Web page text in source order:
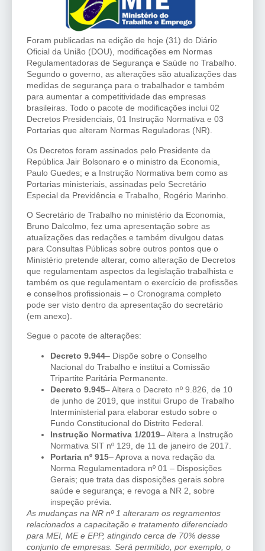
Foram publicadas na edição de hoje (31) do Diário
Oficial da União (DOU), modificações em Normas
Regulamentadoras de Segurança e Saúde no Trabalho.
Segundo o governo, as alterações são atualizações das
medidas de segurança para o trabalhador e também
para aumentar a competitividade das empresas
brasileiras. Todo o pacote de modificações inclui 02
Decretos Presidenciais, 01 Instrução Normativa e 03
Portarias que alteram Normas Reguladoras (NR).
Os Decretos foram assinados pelo Presidente da
República Jair Bolsonaro e o ministro da Economia,
Paulo Guedes; e a Instrução Normativa bem como as
Portarias ministeriais, assinadas pelo Secretário
Especial da Previdência e Trabalho, Rogério Marinho.
O Secretário de Trabalho no ministério da Economia,
Bruno Dalcolmo, fez uma apresentação sobre as
atualizações das redações e também divulgou datas
para Consultas Públicas sobre outros pontos que o
Ministério pretende alterar, como alteração de Decretos
que regulamentam aspectos da legislação trabalhista e
também os que regulamentam o exercício de profissões
e conselhos profissionais – o Cronograma completo
pode ser visto dentro da apresentação do secretário
(em anexo).
Segue o pacote de alterações:
Decreto 9.944– Dispõe sobre o Conselho
Nacional do Trabalho e institui a Comissão
Tripartite Paritária Permanente.
Decreto 9.945– Altera o Decreto nº 9.826, de 10
de junho de 2019, que institui Grupo de Trabalho
Interministerial para elaborar estudo sobre o
Fundo Constitucional do Distrito Federal.
Instrução Normativa 1/2019– Altera a Instrução
Normativa SIT nº 129, de 11 de janeiro de 2017.
Portaria nº 915– Aprova a nova redação da
Norma Regulamentadora nº 01 – Disposições
Gerais; que trata das disposições gerais sobre
saúde e segurança; e revoga a NR 2, sobre
inspeção prévia.
As mudanças na NR nº 1 alteraram os regramentos
relacionados a capacitação e tratamento diferenciado
para MEI, ME e EPP, atingindo cerca de 70% desse
conjunto de empresas. Será permitido, por exemplo, o